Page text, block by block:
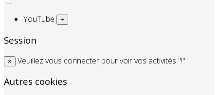
YouTube +
Session
× Veuillez vous connecter pour voir vos activités "!"
Autres cookies